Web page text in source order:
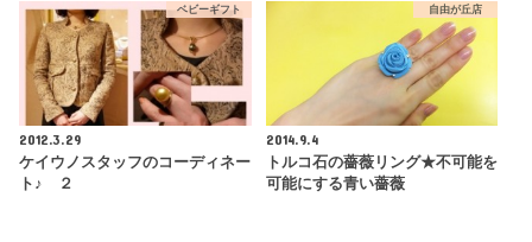
ベビーギフト
2012.3.29
ケイウノスタッフのコーディネー
ト♪ ２
自由が丘店
2014.9.4
トルコ石の薔薇リング★不可能を
可能にする青い薔薇